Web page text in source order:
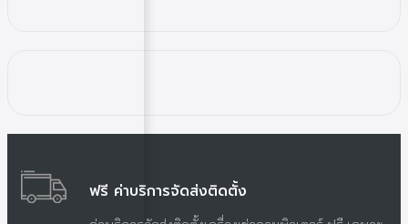
ฟรี ค่าบริการจัดส่งติดตั้ง